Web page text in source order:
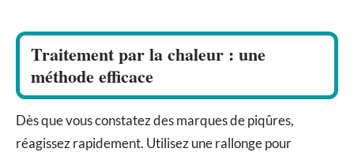
Traitement par la chaleur : une
méthode efficace
Dès que vous constatez des marques de piqûres,
réagissez rapidement. Utilisez une rallonge pour